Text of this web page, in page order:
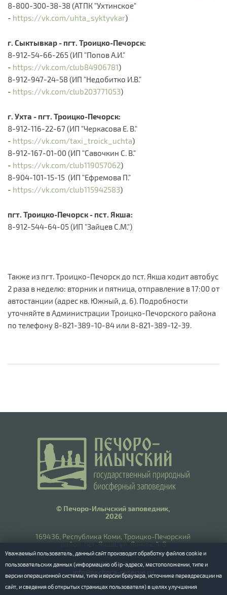
8-800-300-38-38 (АТПК "Ухтинское"
- https://vk.com/uhta_syktyvkar)
г. Сыктывкар - пгт. Троицко-Печорск:
8-912-54-66-265 (ИП "Попов А.И."
- https://vk.com/club84906781)
8-912-947-24-58 (ИП "Недобитко И.В."
- https://vk.com/club203771053)​
г. Ухта - пгт. Троицко-Печорск:
8-912-116-22-67 (ИП "Черкасова Е. В."
- https://vk.com/taxi_troick_uchta)
8-912-167-01-00 (ИП "Савочкин С. В."
- https://vk.com/club119057062)
8-904-101-15-15 (ИП "Ефремова П."
- https://vk.com/club115942583)​
пгт. Троицко-Печорск - пст. Якша:
8-912-544-64-05 (ИП "Зайцев С.М.")​
Также из пгт. Троицко-Печорск до пст. Якша ходит автобус
2 раза в неделю: вторник и пятница, отправление в 17:00 от
автостанции (адрес кв. Южный, д. 6). Подробности
уточняйте в Администрации Троицко-Печорского района
по телефону 8-821-389-10-84 или 8-821-389-12-39.
© Печоро-Илычский заповедник,
2026
169436, Республика Коми, Троицко-Печорский
район, пст. Якша, ул. Ланиной, 8
​Тел.: 8(8212) 55-55-77
info@pechora-reserve.ru
Уважаемый пользователь, данный сайт производит обработку файлов cookie и
пользовательских данных (информацию об ip-адресе, местоположении, типе и
версии операционной системы, типе и версии браузера, источнике переадресации на
сайт, и сведения об открытых страницах пользователя) в целях улучшения